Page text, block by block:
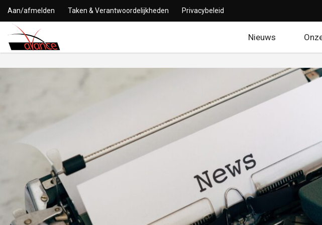
Aan/afmelden Taken & Verantwoordelijkheden Privacybeleid
Nieuws